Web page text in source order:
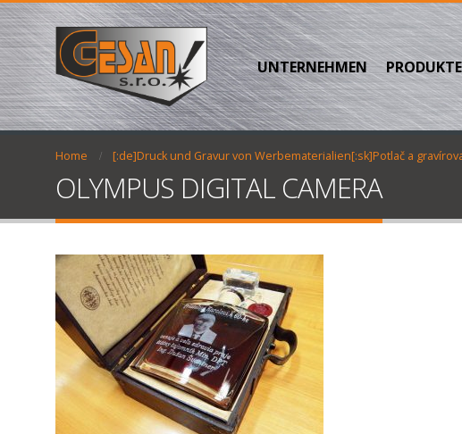
UNTERNEHMEN PRODUKTE
Home [:de]Druck und Gravur von Werbematerialien[:sk]Potlač a
OLYMPUS DIGITAL CAMERA